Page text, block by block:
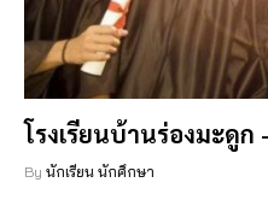
โรงเรียนบ้านร่องมะดู
By นักเรียน นักศึกษา